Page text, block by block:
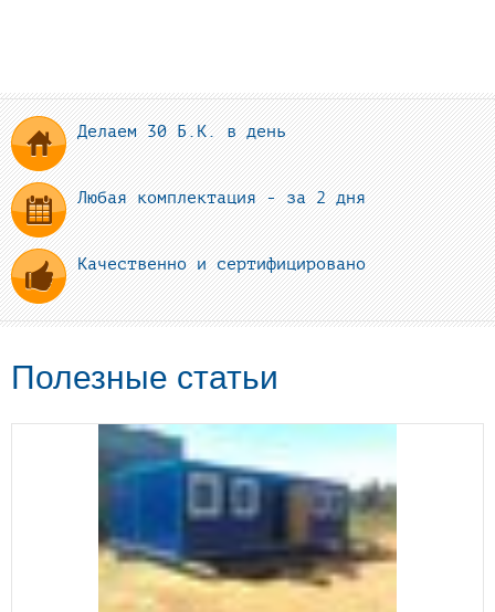
Делаем 30 Б.К. в день
Любая комплектация - за 2 дня
Качественно и сертифицировано
Полезные статьи